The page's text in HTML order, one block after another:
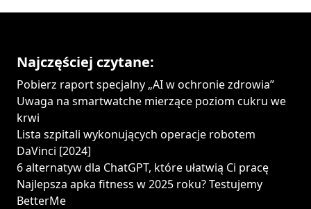
Najczęściej czytane:
Pobierz raport specjalny „AI w ochronie zdrowia”
Uwaga na smartwatche mierzące poziom cukru we
krwi
Lista szpitali wykonujących operacje robotem
DaVinci [2024]
6 alternatyw dla ChatGPT, które ułatwią Ci pracę
Najlepsza apka fitness w 2025 roku? Testujemy
BetterMe